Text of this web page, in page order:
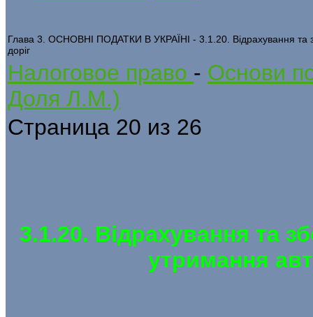
Глава 3. ОСНОВНІ ПОДАТКИ В УКРАЇНІ - 3.1.20. Відрахування та
доріг
Налоговое право - Основи
Доля Л.М.)
Страница 20 из 26
3.1.20. Відрахування та
утримання